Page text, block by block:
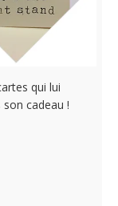
qui lui
son cadeau !